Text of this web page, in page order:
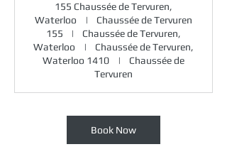
i
n
155 Chaussée de Tervuren,
Waterloo
|
Chaussée de Tervuren
155
|
Chaussée de Tervuren,
Waterloo
|
Chaussée de Tervuren,
Waterloo 1410
|
Chaussée de
Tervuren
Book Now